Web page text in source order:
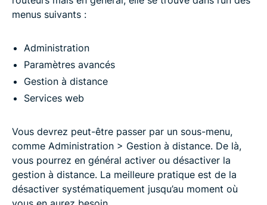
menus suivants :
Administration
Paramètres avancés
Gestion à distance
Services web
Vous devrez peut-être passer par un sous-menu,
comme Administration > Gestion à distance. De là,
vous pourrez en général activer ou désactiver la
gestion à distance. La meilleure pratique est de la
désactiver systématiquement jusqu’au moment où